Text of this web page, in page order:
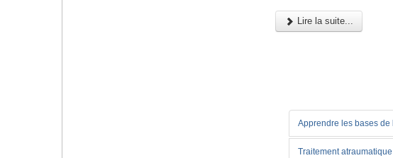
Lire la suite...
Apprendre les bases
Traitement